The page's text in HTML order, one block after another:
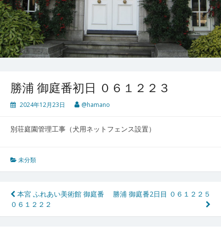
勝浦 御庭番初日 ０６１２２３
2024年12月23日 @hamano
別荘庭園管理工事（犬用ネットフェンス設置）
未分類
投
稿
本宮 ふれあい美術館 御庭番
０６１２２２
勝浦 御庭番2日目 ０６１２２５